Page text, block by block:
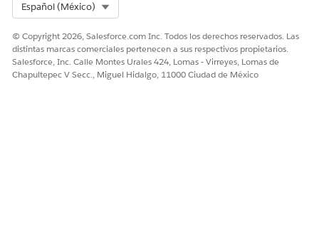
Español (México)
© Copyright 2026, Salesforce.com Inc. Todos los derechos reservados. Las
distintas marcas comerciales pertenecen a sus respectivos propietarios.
Salesforce, Inc. Calle Montes Urales 424, Lomas - Virreyes, Lomas de
Chapultepec V Secc., Miguel Hidalgo, 11000 Ciudad de México